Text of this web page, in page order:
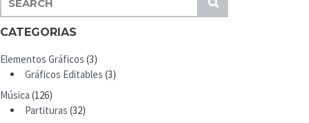
U
E
A
C
F
CATEGORIAS
Elementos Gráficos (3)
Gráficos Editables (3)
Música (126)
Partituras (32)